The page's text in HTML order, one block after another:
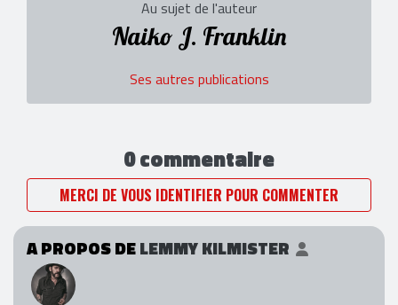
Au sujet de l'auteur
Naiko J. Franklin
Ses autres publications
0 commentaire
MERCI DE VOUS IDENTIFIER POUR COMMENTER
A PROPOS DELEMMY KILMISTER